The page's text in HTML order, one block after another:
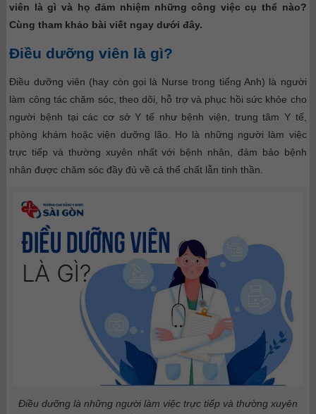
viên là gì và họ đảm nhiệm những công việc cụ thể nào?
Cùng tham khảo bài viết ngay dưới đây.
Điều dưỡng viên là gì?
Điều dưỡng viên (hay còn gọi là Nurse trong tiếng Anh) là người
làm công tác chăm sóc, theo dõi, hỗ trợ và phục hồi sức khỏe cho
người bệnh tại các cơ sở Y tế như bệnh viện, trung tâm Y tế,
phòng khám hoặc viện dưỡng lão. Họ là những người làm việc
trực tiếp và thường xuyên nhất với bệnh nhân, đảm bảo bệnh
nhân được chăm sóc đầy đủ về cả thể chất lẫn tinh thần.
Điều dưỡng là những người làm việc trực tiếp và thường xuyên